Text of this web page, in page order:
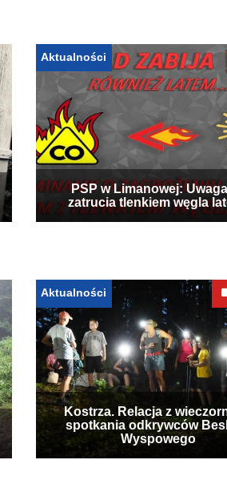
Aktualności
PSP w Limanowej:
zatrucia tlenkiem węgla
Aktualności
Kostrza. Relacja z
spotkania odkrywców
Wyspowego